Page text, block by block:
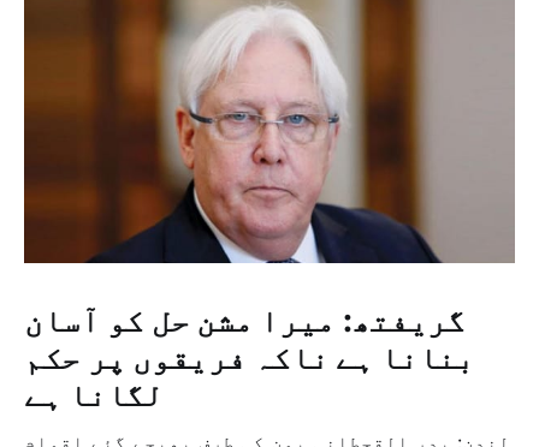
گریفتھ: میرا مشن حل کو آسان
بنانا ہے ناکہ فریقوں پر حکم
لگانا ہے
لندن: بدر القحطانی یمن کی طرف بھیجے گئے اقوام